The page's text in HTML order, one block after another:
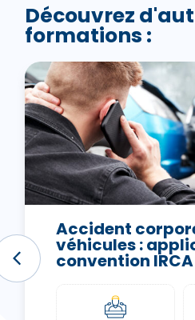
Découvrez
formations :
Accident
véhicules :
convention IRCA